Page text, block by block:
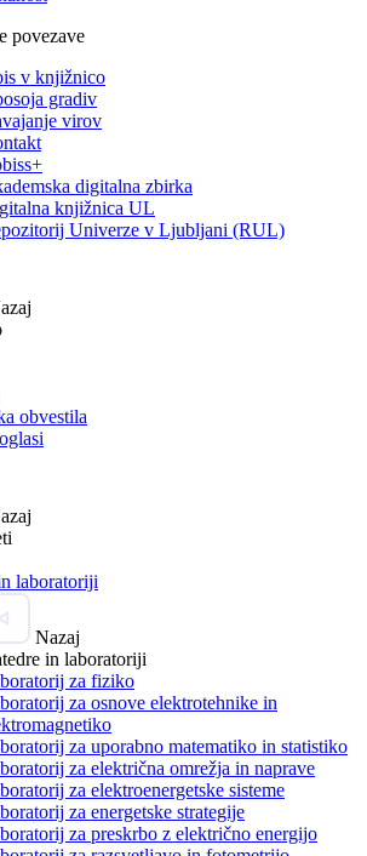
povezave
v knjižnico
gradiv
virov
digitalna zbirka
knjižnica UL
Univerze v Ljubljani (RUL)
obvestila
laboratoriji
Nazaj
in laboratoriji
za fiziko
za osnove elektrotehnike in
za uporabno matematiko in statistiko
za električna omrežja in naprave
za elektroenergetske sisteme
za energetske strategije
za preskrbo z električno energijo